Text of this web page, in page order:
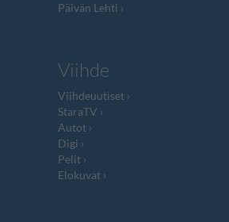
Päivän Lehti
Viihde
Viihdeuutiset
StaraTV
Autot
Digi
Pelit
Elokuvat